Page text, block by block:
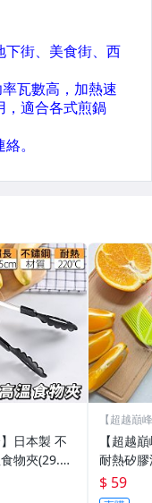
】日本製 不
物夾(29.5c
夾 矽膠夾
氣炸鍋配
【超越巔
【超越
耐熱矽
蛋液刷
培刷 烤
$ 59